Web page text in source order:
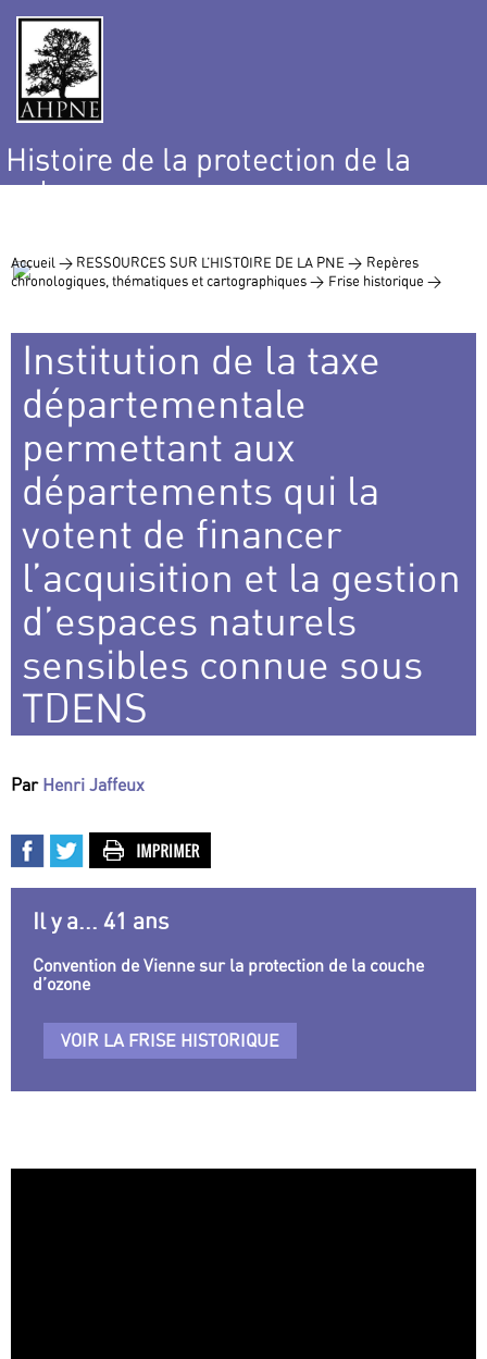
Histoire de la protection de la
nature
Accueil > RESSOURCES SUR L’HISTOIRE DE LA PNE > Repères
chronologiques, thématiques et cartographiques > Frise historique >
Institution de la taxe
départementale
permettant aux
départements qui la
votent de financer
l’acquisition et la gestion
d’espaces naturels
sensibles connue sous
TDENS
Par Henri Jaffeux
Il y a... 41 ans
Convention de Vienne sur la protection de la couche
d’ozone
VOIR LA FRISE HISTORIQUE